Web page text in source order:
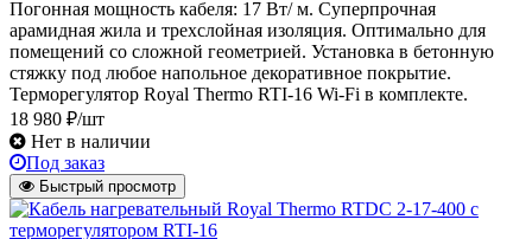
Погонная мощность кабеля: 17 Вт/ м. Суперпрочная
арамидная жила и трехслойная изоляция. Оптимально для
помещений со сложной геометрией. Установка в бетонную
стяжку под любое напольное декоративное покрытие.
Терморегулятор Royal Thermo RTI-16 Wi-Fi в комплекте.
18 980 ₽/шт
Нет в наличии
Под заказ
Быстрый просмотр